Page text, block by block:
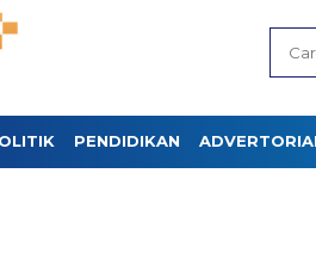
PENDIDIKAN